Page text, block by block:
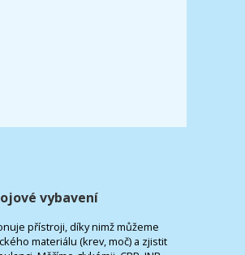
vybavení
přístroji, díky nimž můžeme
materiálu (krev, moč) a zjistit